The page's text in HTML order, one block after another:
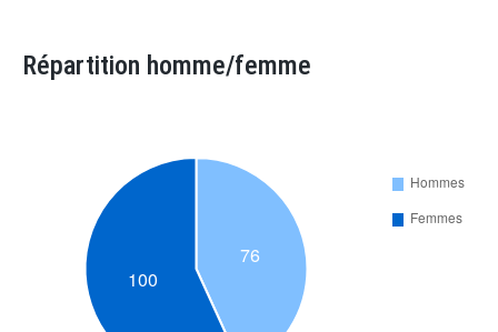
Répartition homme/femme